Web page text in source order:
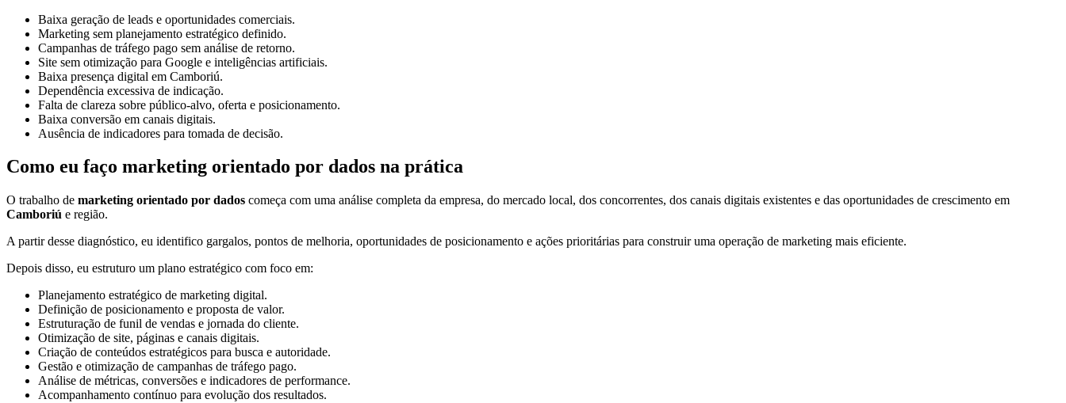
Baixa geração de leads e oportunidades comerciais.
Marketing sem planejamento estratégico definido.
Campanhas de tráfego pago sem análise de retorno.
Site sem otimização para Google e inteligências artificiais.
Baixa presença digital em Camboriú.
Dependência excessiva de indicação.
Falta de clareza sobre público-alvo, oferta e posicionamento.
Baixa conversão em canais digitais.
Ausência de indicadores para tomada de decisão.
Como eu faço marketing orientado por dados na prática
O trabalho de marketing orientado por dados começa com uma análise completa da empresa, do mercado local, dos concorrentes, dos canais digitais existentes e das oportunidades de crescimento em
Camboriú e região.
A partir desse diagnóstico, eu identifico gargalos, pontos de melhoria, oportunidades de posicionamento e ações prioritárias para construir uma operação de marketing mais eficiente.
Depois disso, eu estruturo um plano estratégico com foco em:
Planejamento estratégico de marketing digital.
Definição de posicionamento e proposta de valor.
Estruturação de funil de vendas e jornada do cliente.
Otimização de site, páginas e canais digitais.
Criação de conteúdos estratégicos para busca e autoridade.
Gestão e otimização de campanhas de tráfego pago.
Análise de métricas, conversões e indicadores de performance.
Acompanhamento contínuo para evolução dos resultados.